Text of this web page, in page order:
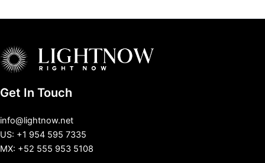
Get In Touch
info@lightnow.net
US: +1 954 595 7335
MX: +52 555 953 5108